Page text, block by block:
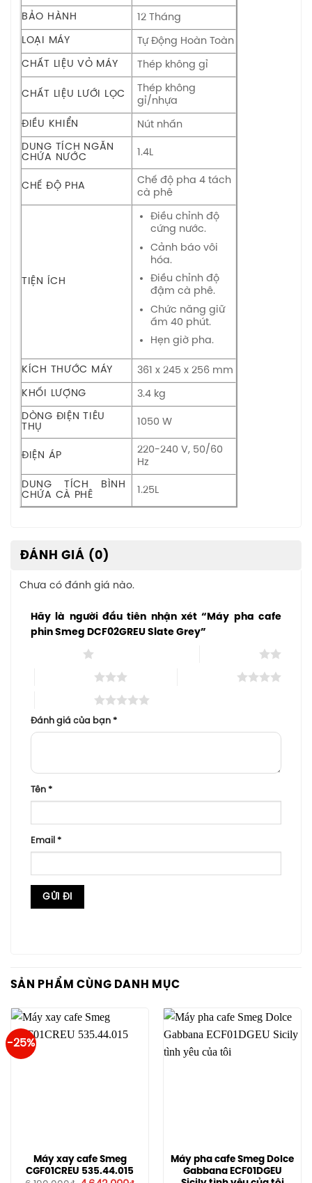
BẢO HÀNH 12 Tháng
LOẠI MÁY Tự Động Hoàn Toàn
CHẤT LIỆU VỎ MÁY Thép không gỉ
CHẤT LIỆU LƯỚI LỌC
Thép không
gỉ/nhựa
ĐIỀU KHIỂN
Nút nhấn
DUNG TÍCH NGĂN
CHỨA NƯỚC
1.4L
CHẾ ĐỘ PHA
Chế độ pha 4 tách
cà phê
TIỆN ÍCH
Điều chỉnh độ
cứng nước.
Cảnh báo vôi
hóa.
Điều chỉnh độ
đậm cà phê.
Chức năng giữ
ấm 40 phút.
Hẹn giờ pha.
KÍCH THƯỚC MÁY 361 x 245 x 256 mm
KHỐI LƯỢNG
3.4 kg
DÒNG ĐIỆN TIÊU
THỤ
1050 W
ĐIỆN ÁP
220-240 V, 50/60
Hz
DUNG TÍCH BÌNH
CHỨA CÀ PHÊ
1.25L
ĐÁNH GIÁ (0)
Chưa có đánh giá nào.
Hãy là người đầu tiên nhận xét “Máy pha cafe
phin Smeg DCF02GREU Slate Grey”
Đánh giá của bạn *
Tên *
Email *
SẢN PHẨM CÙNG DANH MỤC
-25%
Máy xay cafe Smeg
CGF01CREU 535.44.015
Máy pha cafe Smeg Dolce
Gabbana ECF01DGEU